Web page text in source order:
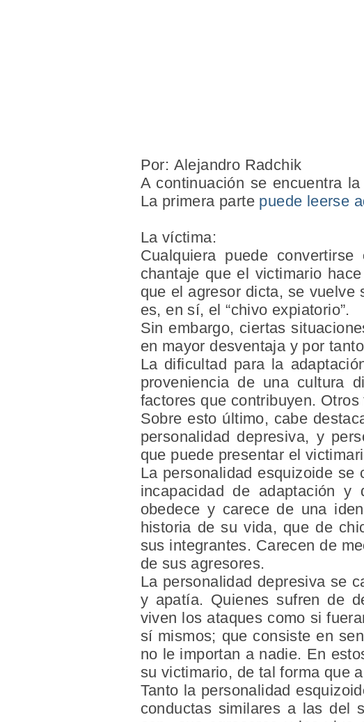
Por: Alejandro Radchik
A continuación se encuentra
La primera parte puede leerse
La víctima:
Cualquiera puede
chantaje que el victimario
que el agresor dicta, se
es, en sí, el “chivo expiatorio”.
Sin embargo, ciertas
en mayor desventaja y por
La dificultad para la
proveniencia de una cultura
factores que contribuyen.
Sobre esto último, cabe
personalidad depresiva, y
que puede presentar el
La personalidad esquizoide se
incapacidad de adaptación y
obedece y carece de una
historia de su vida, que de
sus integrantes. Carecen de
de sus agresores.
La personalidad depresiva se
y apatía. Quienes sufren de
viven los ataques como si
sí mismos; que consiste en
no le importan a nadie. En
su victimario, de tal forma que
Tanto la personalidad
conductas similares a las del